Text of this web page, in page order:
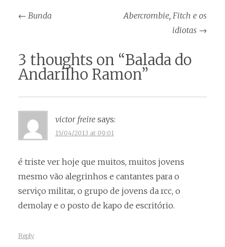
Post
← Bunda
Abercrombie, Fitch e os
idiotas →
3 thoughts on “Balada do
Andarilho Ramon”
victor freire says:
15/04/2013 at 09:01
é triste ver hoje que muitos, muitos jovens
mesmo vão alegrinhos e cantantes para o
serviço militar, o grupo de jovens da rcc, o
demolay e o posto de kapo de escritório.
Reply